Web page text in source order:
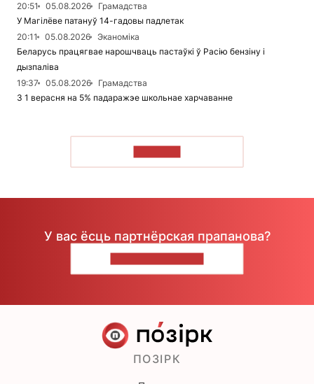
20:51
05.08.2026
Грамадства
У Магілёве патануў 14-гадовы падлетак
20:11
05.08.2026
Эканоміка
Беларусь працягвае нарошчваць пастаўкі ў Расію бензіну і
дызпаліва
19:37
05.08.2026
Грамадства
З 1 верасня на 5% падаражэе школьнае харчаванне
У вас ёсць партнёрская прапанова?
ПОЗІРК